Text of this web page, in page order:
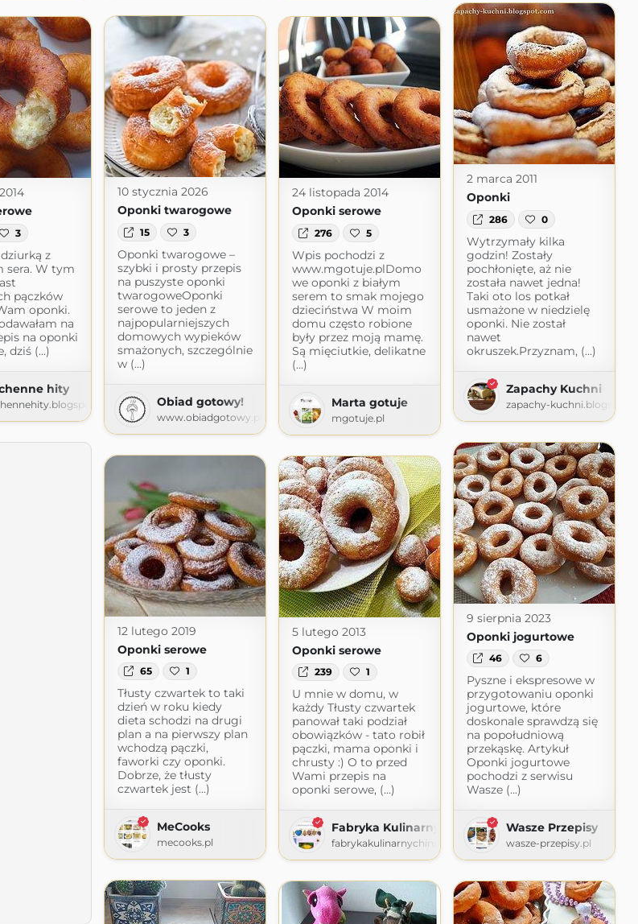
2 marca 2011
Oponki
286 0
Wytrzymały kilka
godzin! Zostały
pochłonięte, aż nie
została nawet jedna!
Taki oto los potkał
usmażone w niedzielę
oponki. Nie został
nawet
okruszek.Przyznam, (...)
Zapachy Kuchni
zapachy-
10 stycznia 2026
Oponki twarogowe
15 3
Oponki twarogowe –
szybki i prosty przepis
na puszyste oponki
twarogoweOponki
serowe to jeden z
najpopularniejszych
domowych wypieków
smażonych, szczególnie
w (...)
Obiad gotowy!
www.obiadgotowy.pl
3
z
sera. W tym
pączków
oponki.
na
na oponki
dziś (...)
hity
24 listopada 2014
Oponki serowe
276 5
Wpis pochodzi z
www.mgotuje.plDomo
we oponki z białym
serem to smak mojego
dzieciństwa W moim
domu często robione
były przez moją mamę.
Są mięciutkie, delikatne
(...)
Marta gotuje
mgotuje.pl
9 sierpnia 2023
Oponki jogurtowe
46 6
Pyszne i ekspresowe w
przygotowaniu oponki
jogurtowe, które
doskonale sprawdzą się
na popołudniową
przekąskę. Artykuł
Oponki jogurtowe
pochodzi z serwisu
Wasze (...)
Wasze Przepisy
wasze-przepisy.pl
12 lutego 2019
Oponki serowe
65 1
Tłusty czwartek to taki
dzień w roku kiedy
dieta schodzi na drugi
plan a na pierwszy plan
wchodzą pączki,
faworki czy oponki.
Dobrze, że tłusty
czwartek jest (...)
MeCooks
mecooks.pl
5 lutego 2013
Oponki serowe
239 1
U mnie w domu, w
każdy Tłusty czwartek
panował taki podział
obowiązków - tato robił
pączki, mama oponki i
chrusty :) O to przed
Wami przepis na
oponki serowe, (...)
Fabryka Kulinarnych Inspiracji
fabrykakulinarnychinspiracji.blogspot.com